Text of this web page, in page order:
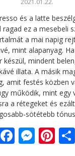
és a latte
ragad ez a mesebeli
a mai napig
mint alapanyag.
készül, mindent
illata. A másik
amit festés közben
működik, mint egy
a rétegeket és
sötétebb
F M Pi